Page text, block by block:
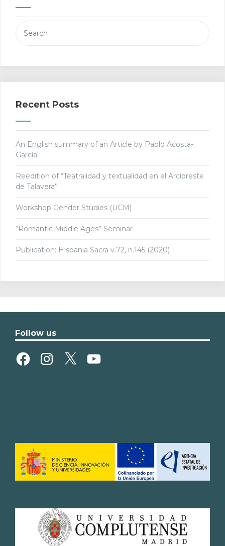
for:
Recent Posts
An English summary of an Article by Pablo Acosta-
García
Reedition of “Teatralidad y textualidad en el Arcipreste
de Talavera”
Workshop Gender Studies (UCM)
“Romantic Middle Ages” Seminar
Publication: Hispania Sacra v.72, n.145 (2020)
Follow us
FacebookInstagram
X YouTube